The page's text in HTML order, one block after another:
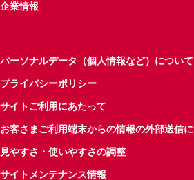
企業情報
パーソナルデータ（個人情報など）について
プライバシーポリシー
サイトご利用にあたって
お客さまご利用端末からの情報の外部送信
見やすさ・使いやすさの調整
サイトメンテナンス情報